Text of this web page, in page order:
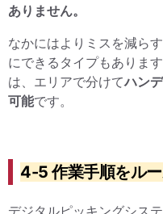
ありません。
なかにはよりミスを減ら
にできるタイプもありま
は、エリアで分けてハン
可能です。
4-5 作業手順をル
デジタルピッキングシス